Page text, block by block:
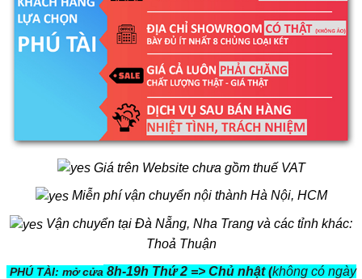
Giá trên Website chưa gồm thuế VAT
Miễn phí vận chuyển nội thành Hà Nội, HCM
Vận chuyển tại Đà Nẵng, Nha Trang và các tỉnh khác:
Thoả Thuận
PHÚ TÀI: mở cửa 8h-19h Thứ 2 => Chủ nhật (không có ngày